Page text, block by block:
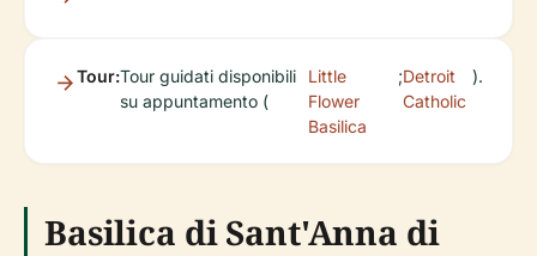
Tour:Tour guidati disponibili
su appuntamento (
Little
Flower
Basilica
;Detroit
Catholic
).
Basilica di Sant'Anna di